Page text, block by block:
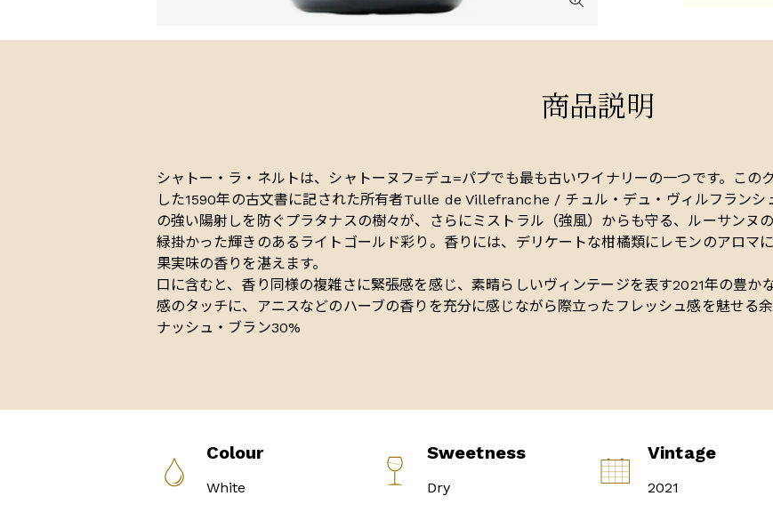
商品説明
シャトー・ラ・ネルトは、シャトーヌフ=デュ=パプでも最も古いワイナリーの一つです。この
した1590年の古文書に記された所有者Tulle de Villefranche / チュル・デュ・ヴィルフランシ
の強い陽射しを防ぐプラタナスの樹々が、さらにミストラル（強風）からも守る、ルーサンヌ
緑掛かった輝きのあるライトゴールド彩り。香りには、デリケートな柑橘類にレモンのアロマ
果実味の香りを湛えます。
口に含むと、香り同様の複雑さに緊張感を感じ、素晴らしいヴィンテージを表す2021年の豊か
感のタッチに、アニスなどのハーブの香りを充分に感じながら際立ったフレッシュ感を魅せる
ナッシュ・ブラン30%
Colour
White
Sweetness
Dry
Vintage
2021